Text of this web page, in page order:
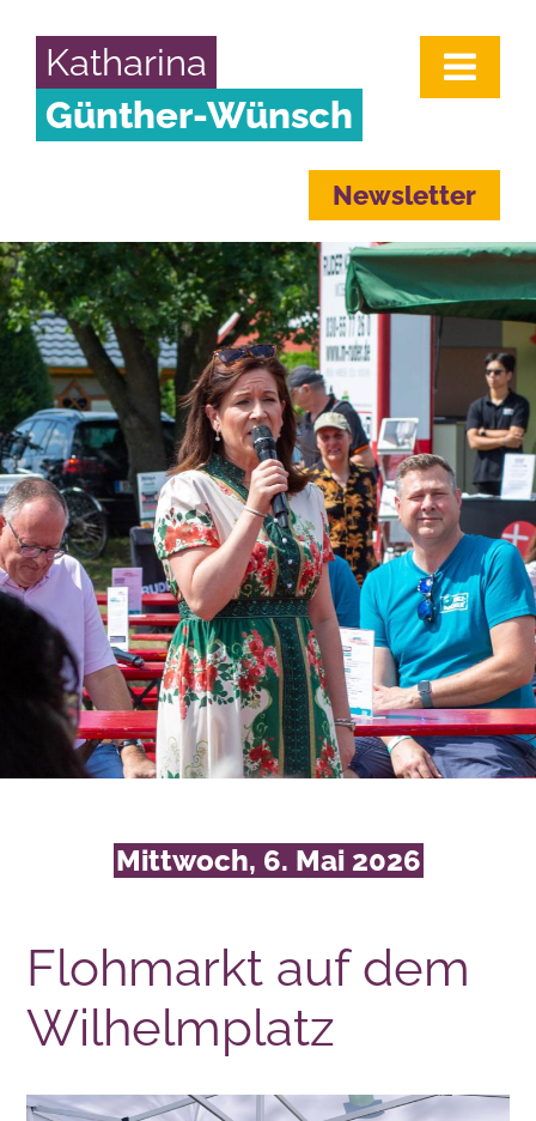
Katharina
Günther-Wünsch
Newsletter
Mittwoch, 6. Mai 2026
Flohmarkt auf dem
Wilhelmplatz